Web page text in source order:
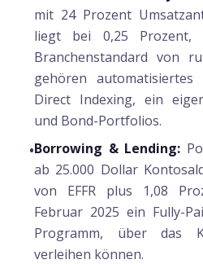
mit 24 Prozent
liegt bei 0,25 Prozent,
Branchenstandard von
gehören automatisiertes
Direct Indexing, ein
und Bond-Portfolios.
•Borrowing & Lending:
ab 25.000 Dollar
von EFFR plus 1,08
Februar 2025 ein Fully-
Programm, über das
verleihen können.